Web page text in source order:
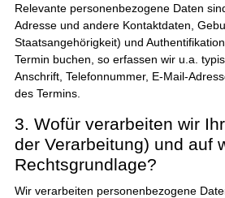
Relevante personenbezogene Daten
Adresse und andere Kontaktdaten,
Staatsangehörigkeit) und
Termin buchen, so erfassen wir u.a.
Anschrift, Telefonnummer, E-Mail-
des Termins.
3. Wofür verarbeiten wir
der Verarbeitung) und auf
Rechtsgrundlage?
Wir verarbeiten personenbezogene